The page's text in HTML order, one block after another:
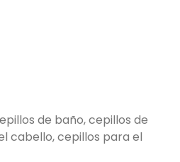
de baño, cepillos de
cabello, cepillos para el